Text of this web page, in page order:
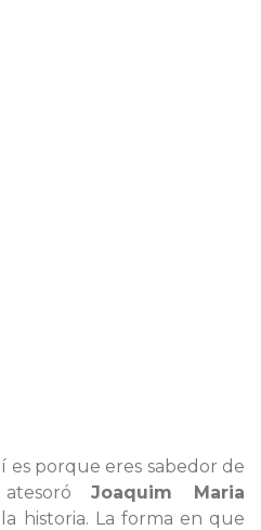
es porque eres sabedor de
atesoróJoaquim Maria
historia. La forma en que